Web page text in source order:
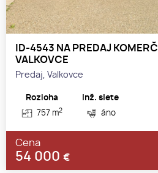
ID-4543 NA PREDAJ
VALKOVCE
Predaj, Valkovce
Rozloha
757 m2
Inž. siete
áno
Cena
54 000 €